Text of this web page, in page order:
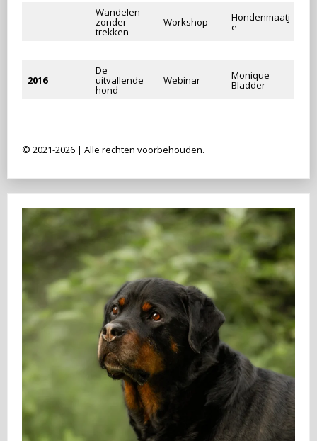
Wandelen
zonder
trekken
Workshop Hondenmaatj
e
2016
De
uitvallende
hond
Webinar Monique
Bladder
© 2021-2026 | Alle rechten voorbehouden.